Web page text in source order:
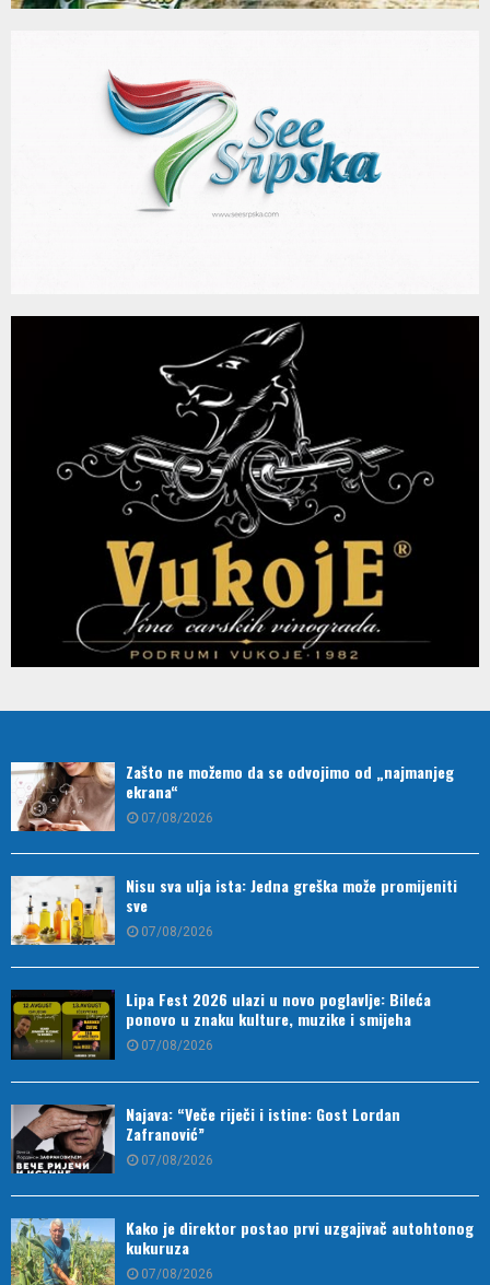
Zašto ne možemo da se odvojimo od „najmanjeg
ekrana“
07/08/2026
Nisu sva ulja ista: Jedna greška može promijeniti
sve
07/08/2026
Lipa Fest 2026 ulazi u novo poglavlje: Bileća
ponovo u znaku kulture, muzike i smijeha
07/08/2026
Najava: “Veče riječi i istine: Gost Lordan
Zafranović”
07/08/2026
Kako je direktor postao prvi uzgajivač autohtonog
kukuruza
07/08/2026